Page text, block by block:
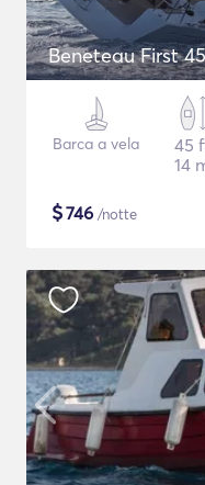
Beneteau First 45
Barca a vela
45
14
$746 /notte